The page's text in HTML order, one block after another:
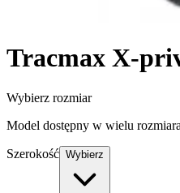
Tracmax X-
Wybierz rozmiar
Model dostępny w wielu
Szerokość Wybierz